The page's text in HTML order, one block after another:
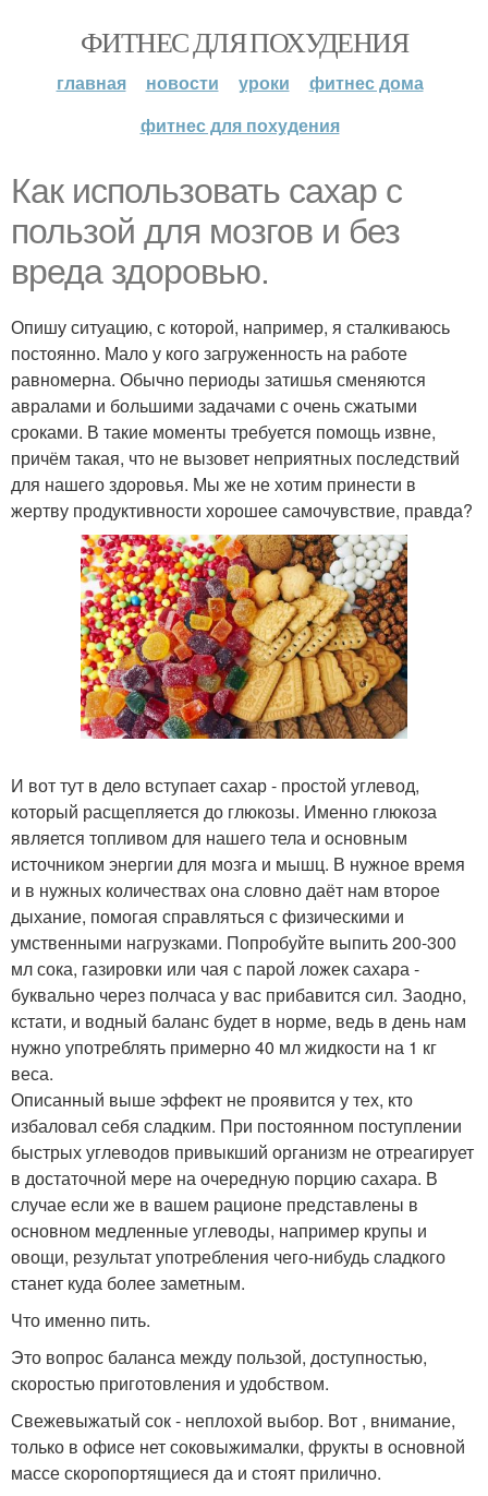
ФИТНЕС ДЛЯ ПОХУДЕНИЯ
главная новости уроки
фитнес дома
фитнес для похудения
Как использовать сахар с
пользой для мозгов и без
вреда здоровью.
Опишу ситуацию, с которой, например, я сталкиваюсь
постоянно. Мало у кого загруженность на работе
равномерна. Обычно периоды затишья сменяются
авралами и большими задачами с очень сжатыми
сроками. В такие моменты требуется помощь извне,
причём такая, что не вызовет неприятных последствий
для нашего здоровья. Мы же не хотим принести в
жертву продуктивности хорошее самочувствие, правда?
И вот тут в дело вступает сахар - простой углевод,
который расщепляется до глюкозы. Именно глюкоза
является топливом для нашего тела и основным
источником энергии для мозга и мышц. В нужное время
и в нужных количествах она словно даёт нам второе
дыхание, помогая справляться с физическими и
умственными нагрузками. Попробуйте выпить 200-300
мл сока, газировки или чая с парой ложек сахара -
буквально через полчаса у вас прибавится сил. Заодно,
кстати, и водный баланс будет в норме, ведь в день нам
нужно употреблять примерно 40 мл жидкости на 1 кг
веса.
Описанный выше эффект не проявится у тех, кто
избаловал себя сладким. При постоянном поступлении
быстрых углеводов привыкший организм не отреагирует
в достаточной мере на очередную порцию сахара. В
случае если же в вашем рационе представлены в
основном медленные углеводы, например крупы и
овощи, результат употребления чего-нибудь сладкого
станет куда более заметным.
Что именно пить.
Это вопрос баланса между пользой, доступностью,
скоростью приготовления и удобством.
Свежевыжатый сок - неплохой выбор. Вот , внимание,
только в офисе нет соковыжималки, фрукты в основной
массе скоропортящиеся да и стоят прилично.